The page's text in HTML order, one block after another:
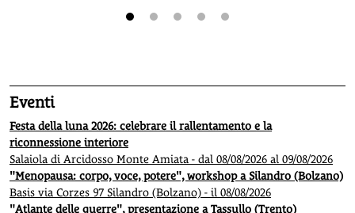
Eventi
Festa della luna 2026: celebrare il rallentamento e la
riconnessione interiore
Salaiola di Arcidosso Monte Amiata - dal 08/08/2026 al 09/08/2026
"Menopausa: corpo, voce, potere", workshop a Silandro (Bolzano)
Basis via Corzes 97 Silandro (Bolzano) - il 08/08/2026
"Atlante delle guerre", presentazione a Tassullo (Trento)